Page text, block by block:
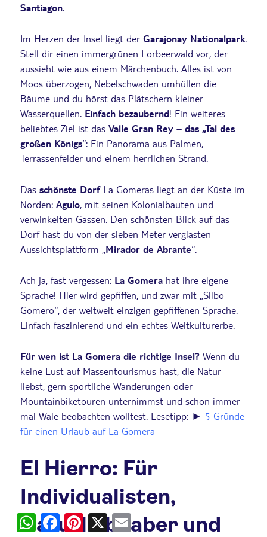
Santiagon.
Im Herzen der Insel liegt der Garajonay Nationalpark.
Stell dir einen immergrünen Lorbeerwald vor, der
aussieht wie aus einem Märchenbuch. Alles ist von
Moos überzogen, Nebelschwaden umhüllen die
Bäume und du hörst das Plätschern kleiner
Wasserquellen. Einfach bezaubernd! Ein weiteres
beliebtes Ziel ist das Valle Gran Rey – das „Tal des
großen Königs“: Ein Panorama aus Palmen,
Terrassenfelder und einem herrlichen Strand.
Das schönste DorfLa Gomeras liegt an der Küste im
Norden: Agulo, mit seinen Kolonialbauten und
verwinkelten Gassen. Den schönsten Blick auf das
Dorf hast du von der sieben Meter verglasten
Aussichtsplattform „Mirador de Abrante“.
Ach ja, fast vergessen: La Gomera hat ihre eigene
Sprache! Hier wird gepfiffen, und zwar mit „Silbo
Gomero“, der weltweit einzigen gepfiffenen Sprache.
Einfach faszinierend und ein echtes Weltkulturerbe.
Für wen ist La Gomera die richtige Insel? Wenn du
keine Lust auf Massentourismus hast, die Natur
liebst, gern sportliche Wanderungen oder
Mountainbiketouren unternimmst und schon immer
mal Wale beobachten wolltest. Lesetipp: ► 5 Gründe
für einen Urlaub auf La Gomera
El Hierro: Für
Individualisten,
Naturliebhaber und
WhatsAppFacebookPinterest
X Email